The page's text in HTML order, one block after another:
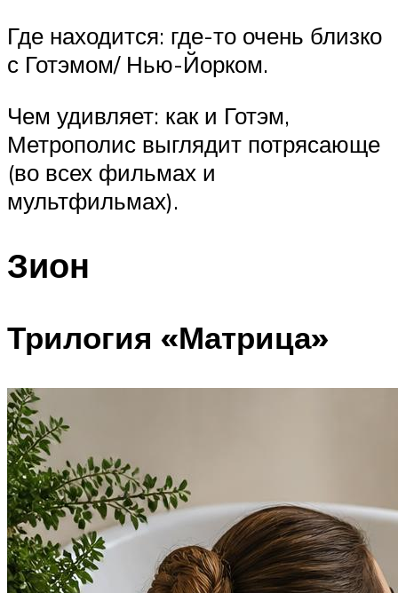
Где находится: где-то очень близко
с Готэмом/ Нью-Йорком.
Чем удивляет: как и Готэм,
Метрополис выглядит потрясающе
(во всех фильмах и
мультфильмах).
Зион
Трилогия «Матрица»